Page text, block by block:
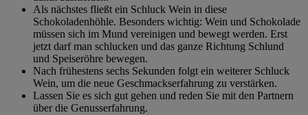
Als nächstes fließt ein Schluck Wein in diese
Schokoladenhöhle. Besonders wichtig: Wein und Schokolade
müssen sich im Mund vereinigen und bewegt werden. Erst
jetzt darf man schlucken und das ganze Richtung Schlund
und Speiseröhre bewegen.
Nach frühestens sechs Sekunden folgt ein weiterer Schluck
Wein, um die neue Geschmackserfahrung zu verstärken.
Lassen Sie es sich gut gehen und reden Sie mit den Partnern
über die Genusserfahrung.